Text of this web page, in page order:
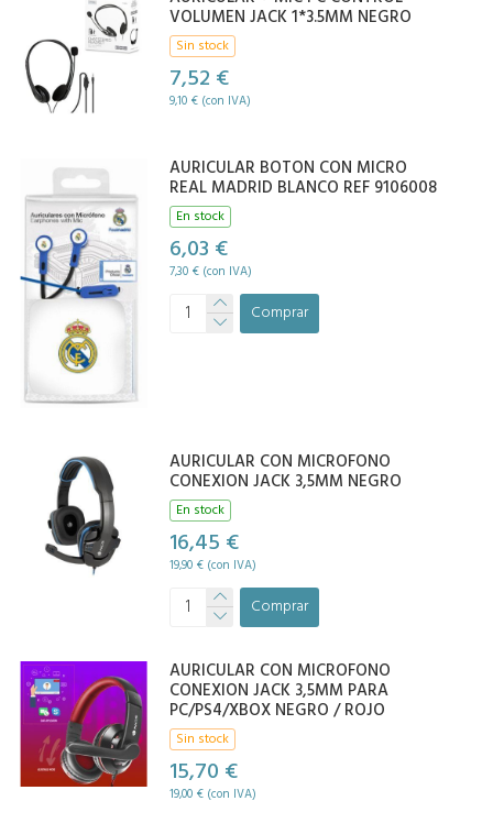
VOLUMEN JACK 1*3.5MM NEGRO
Sin stock
7,52 €
9,10 € (con IVA)
AURICULAR BOTON CON MICRO
REAL MADRID BLANCO REF 9106008
En stock
6,03 €
7,30 € (con IVA)
Comprar
AURICULAR CON MICROFONO
CONEXION JACK 3,5MM NEGRO
En stock
16,45 €
19,90 € (con IVA)
Comprar
AURICULAR CON MICROFONO
CONEXION JACK 3,5MM PARA
PC/PS4/XBOX NEGRO / ROJO
Sin stock
15,70 €
19,00 € (con IVA)